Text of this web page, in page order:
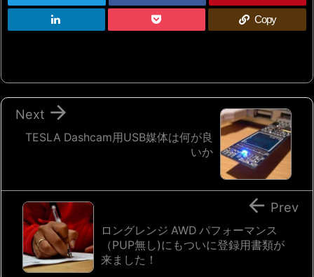
Copy
TESLA Dashcam用USB媒体は何が良
いか

Next
ロングレンジ AWD パフォーマンス
（PUP無し)にもついに登録用書類が
来ました！
 Prev